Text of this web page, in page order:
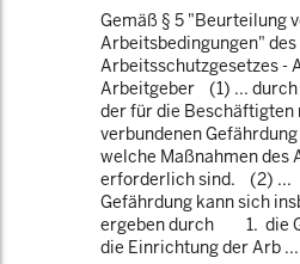
Gemäß § 5 "Beurteilung
Arbeitsbedingungen" des
Arbeitsschutzgesetzes -
Arbeitgeber (1) ... durch
der für die
verbundenen
welche Maßnahmen des
erforderlich sind. (2) ...
Gefährdung kann sich
ergeben durch 1. die
die Einrichtung der Arb ...